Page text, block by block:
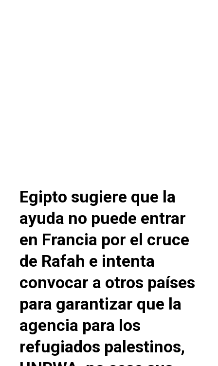
Egipto sugiere que la
ayuda no puede entrar
en Francia por el cruce
de Rafah e intenta
convocar a otros países
para garantizar que la
agencia para los
refugiados palestinos,